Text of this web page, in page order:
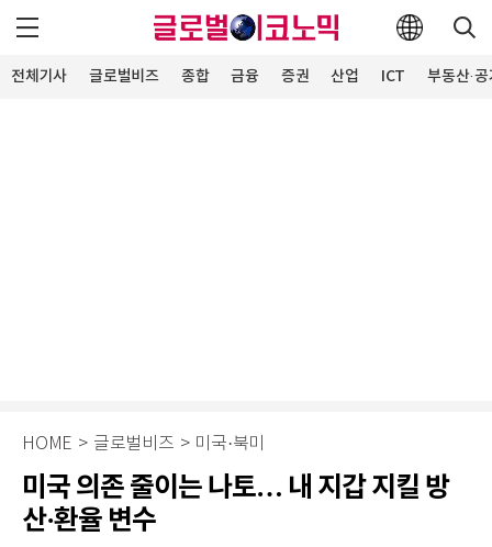
전체기사 글로벌비즈 종합 금융 증권 산업 ICT 부동산·
HOME > 글로벌비즈 > 미국·북미
미국 의존 줄이는 나토… 내 지갑 지킬 방
산·환율 변수